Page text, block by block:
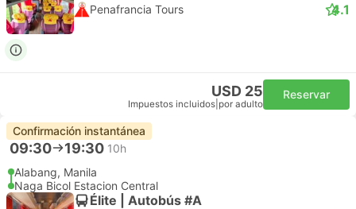
Penafrancia Tours 4.1
USD 25
Impuestos incluidos por adulto
Reservar
Confirmación instantánea
09:30 19:30 10h
Alabang, Manila
Naga Bicol Estacion Central
Élite | Autobús #A